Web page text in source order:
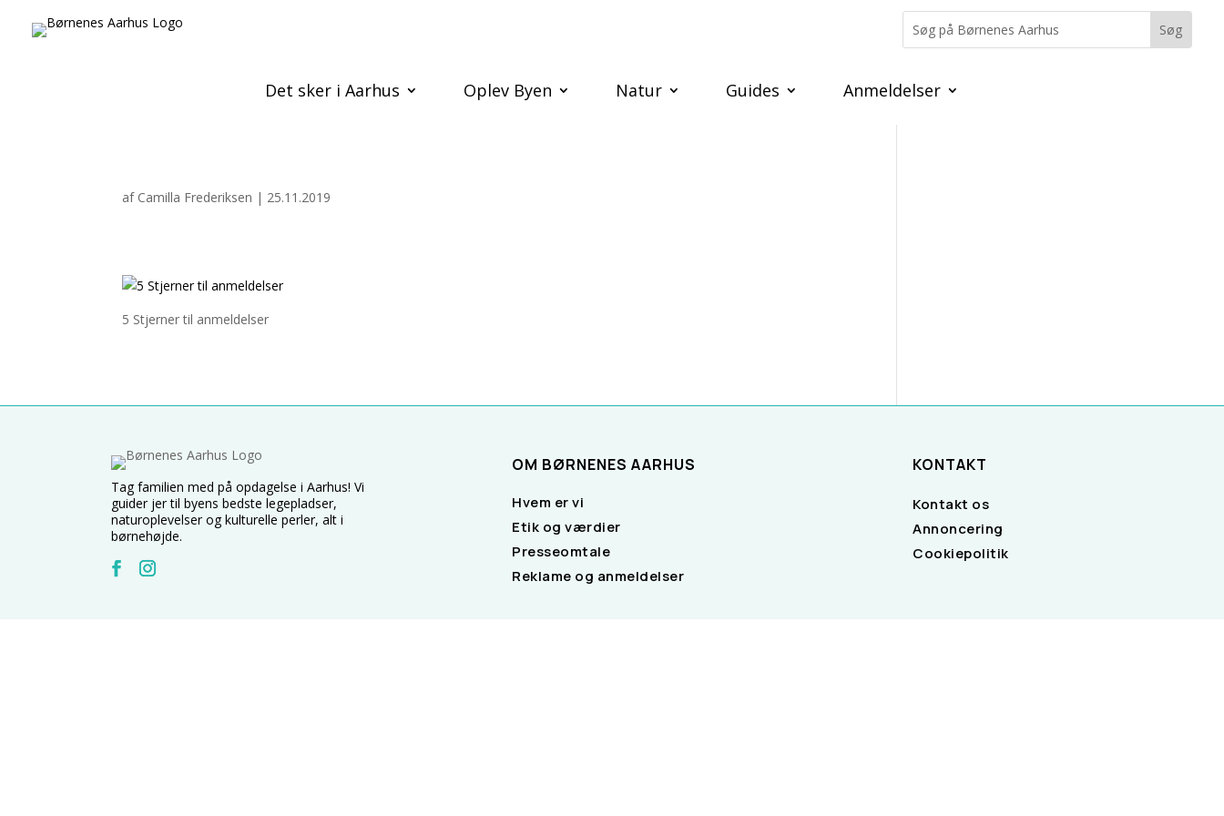
Det sker i Aarhus Oplev Byen Natur Guides Anmeldelser
af Camilla Frederiksen | 25.11.2019
5 Stjerner til anmeldelser
Tag familien med på opdagelse i Aarhus! Vi
guider jer til byens bedste legepladser,
naturoplevelser og kulturelle perler, alt i
børnehøjde.
OM BØRNENES AARHUS
Hvem er vi
Etik og værdier
Presseomtale
Reklame og anmeldelser
KONTAKT
Kontakt os
Annoncering
Cookiepolitik